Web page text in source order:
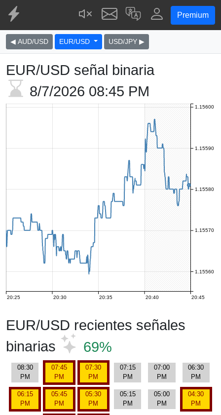
Premium
◀ AUD/USD EUR/USD USD/JPY ▶
EUR/USD señal binaria
8/7/2026 08:45 PM
20:25 20:30 20:35 20:40 20:45
1.15560
1.15570
1.15580
1.15590
1.15600
EUR/USD recientes señales
binarias
69%
08:30
PM
07:45
PM
07:30
PM
07:15
PM
07:00
PM
06:30
PM
06:15
PM
05:45
PM
05:30
PM
05:15
PM
05:00
PM
04:30
PM